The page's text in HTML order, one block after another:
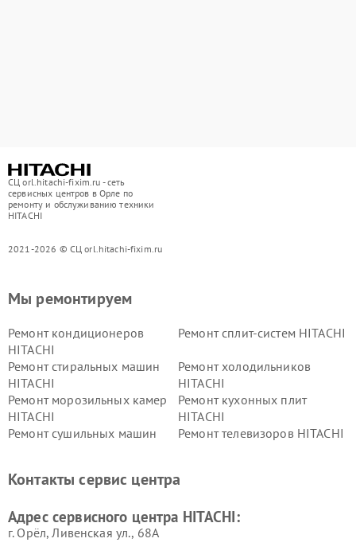
СЦ orl.hitachi-fixim.ru - сеть
сервисных центров в Орле по
ремонту и обслуживанию техники
HITACHI
2021-2026 © СЦ orl.hitachi-fixim.ru
Мы ремонтируем
Ремонт кондиционеров
HITACHI
Ремонт сплит-систем HITACHI
Ремонт стиральных машин
HITACHI
Ремонт холодильников
HITACHI
Ремонт морозильных камер
HITACHI
Ремонт кухонных плит
HITACHI
Ремонт сушильных машин
Ремонт телевизоров HITACHI
данных HITACHI
HITACHI
HITACHI
HITACHI
Контакты сервис центра
Адрес сервисного центра HITACHI:
г. Орёл, Ливенская ул., 68А